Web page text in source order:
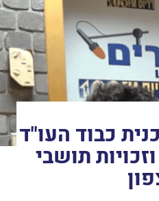
כבוד העו"ד
תושבי